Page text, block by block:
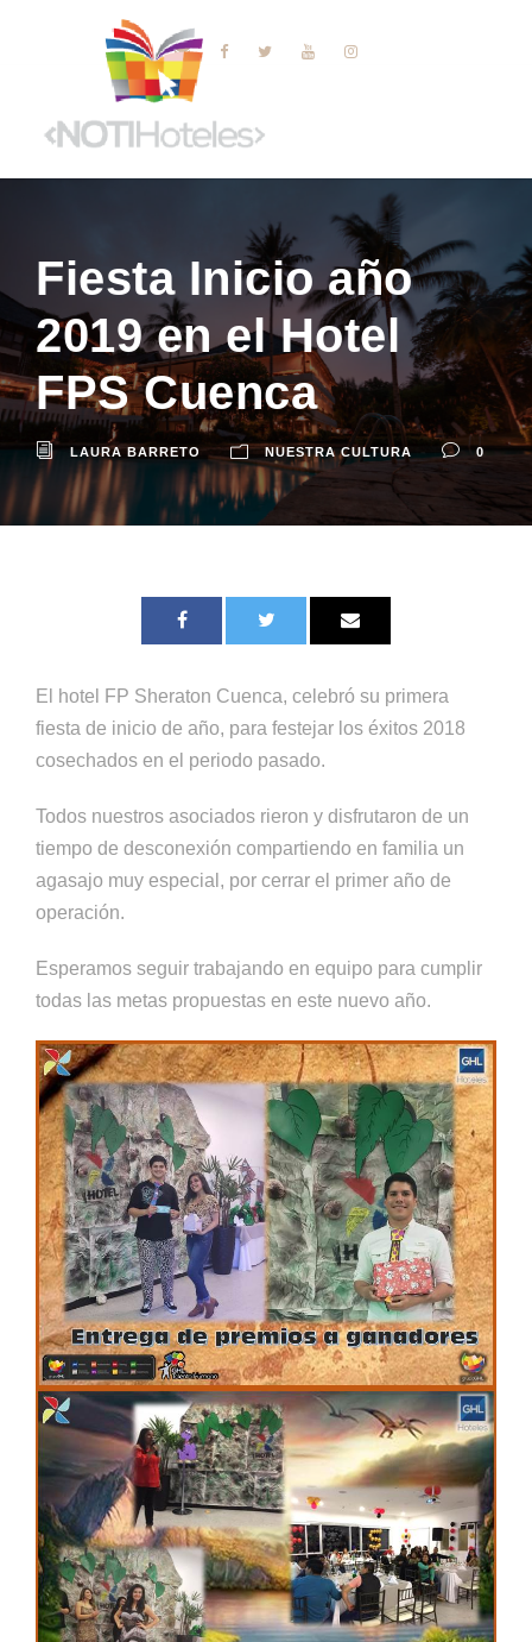
Fiesta Inicio año
2019 en el Hotel
FPS Cuenca
LAURA BARRETO NUESTRA CULTURA 0
El hotel FP Sheraton Cuenca, celebró su primera
fiesta de inicio de año, para festejar los éxitos 2018
cosechados en el periodo pasado.
Todos nuestros asociados rieron y disfrutaron de un
tiempo de desconexión compartiendo en familia un
agasajo muy especial, por cerrar el primer año de
operación.
Esperamos seguir trabajando en equipo para cumplir
todas las metas propuestas en este nuevo año.